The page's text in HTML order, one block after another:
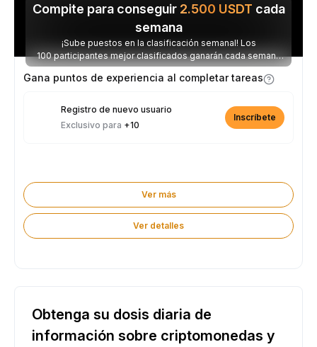
Compite para conseguir 2.500 USDT cada
semana
¡Sube puestos en la clasificación semanal! Los
100 participantes mejor clasificados ganarán cada semana
parte de los 2.500 USDT disponibles.
Gana puntos de experiencia al completar tareas
Registro de nuevo usuario
Exclusivo para +10
Inscríbete
Ver más
Ver detalles
Obtenga su dosis diaria de
información sobre criptomonedas y